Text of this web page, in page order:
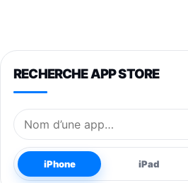
RECHERCHE APP STORE
Nom de l’application
iPhone iPad